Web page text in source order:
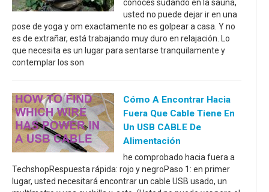
conoces sudando en la sauna,
usted no puede dejar ir en una
pose de yoga y om exactamente no es golpear a casa. Y no
es de extrañar, está trabajando muy duro en relajación. Lo
que necesita es un lugar para sentarse tranquilamente y
contemplar los son
Cómo A Encontrar Hacia
Fuera Que Cable Tiene En
Un USB CABLE De
Alimentación
he comprobado hacia fuera a
TechshopRespuesta rápida: rojo y negroPaso 1: en primer
lugar, usted necesitará encontrar un cable USB usado, un